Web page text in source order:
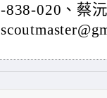
-838-020、蔡